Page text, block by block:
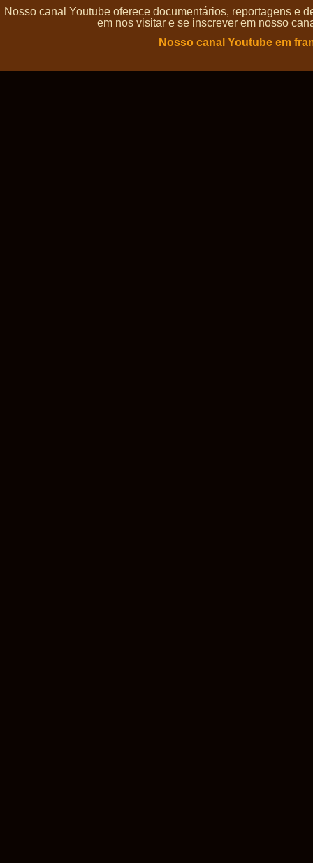
Nosso canal Youtube oferece documentários, reportagens e
em nos visitar e se inscrever em nosso
Nosso canal Youtube em